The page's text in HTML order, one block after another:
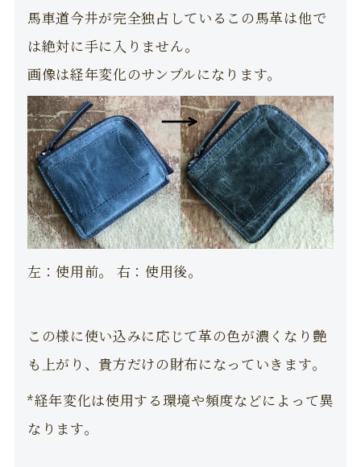
馬車道今井が完全独占しているこの馬革は他で
は絶対に手に入りません。
画像は経年変化のサンプルになります。
左：使用前。 右：使用後。
この様に使い込みに応じて革の色が濃くなり艶
も上がり、貴方だけの財布になっていきます。
*経年変化は使用する環境や頻度などによって異
なります。